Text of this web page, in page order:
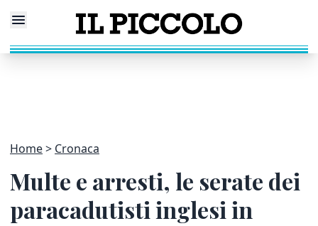
Home Cronaca
Multe e arresti, le serate dei
paracadutisti inglesi in